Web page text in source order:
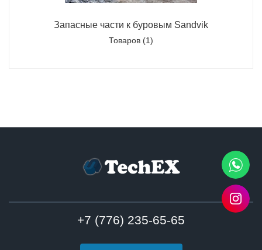
Запасные части к буровым Sandvik
Товаров (1)
+7 (776) 235-65-65